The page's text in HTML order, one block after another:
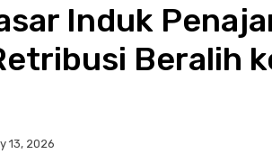
Induk
Beralih
13, 2026